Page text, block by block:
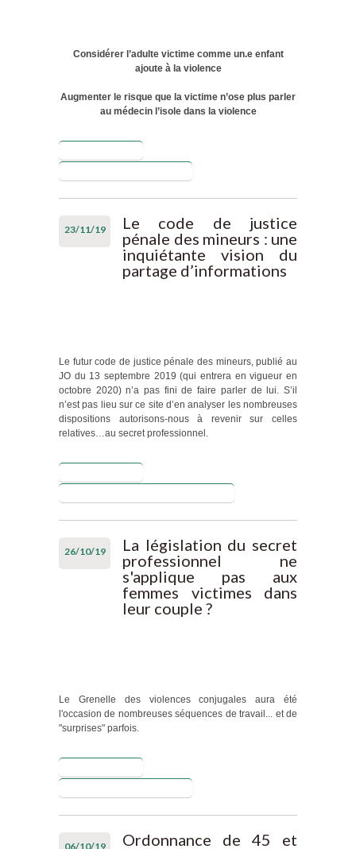
Considérer l’adulte victime comme un.e enfant
ajoute à la violence
Augmenter le risque que la victime n’ose plus parler
au médecin l’isole dans la violence
Générale de la
Justice, Secret «
violence dans le
couple : une
recommandation
construite sur du
23/11/19
Le code de justice
pénale des mineurs : une
inquiétante vision du
partage d’informations
Le futur code de justice pénale des mineurs, publié au
JO du 13 septembre 2019 (qui entrera en vigueur en
octobre 2020) n’a pas fini de faire parler de lui. S’il
n’est pas lieu sur ce site d’en analyser les nombreuses
dispositions autorisons-nous à revenir sur celles
relatives…au secret professionnel.
pénale des
mineurs : une
vision du
partage
d’informations
26/10/19
La législation du secret
professionnel ne
s'applique pas aux
femmes victimes dans
leur couple ?
Le Grenelle des violences conjugales aura été
l'occasion de nombreuses séquences de travail... et de
"surprises" parfois.
secret
professionnel
pas aux
06/10/19
Ordonnance de 45 et